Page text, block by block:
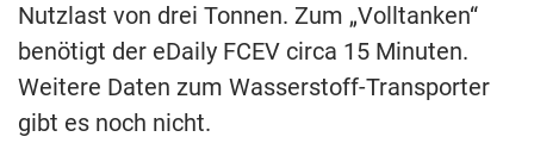
Nutzlast von drei Tonnen. Zum „Volltanken“
benötigt der eDaily FCEV circa 15 Minuten.
Weitere Daten zum Wasserstoff-Transporter
gibt es noch nicht.